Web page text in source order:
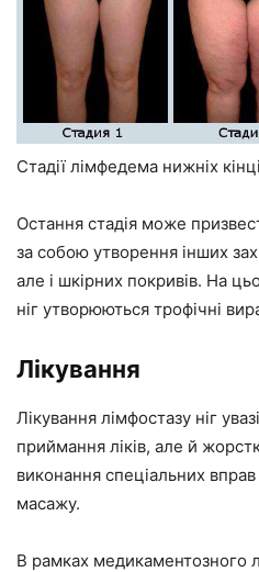
Стадії лімфедема нижніх
Остання стадія може
за собою утворення інших
але і шкірних покривів. На
ніг утворюються трофічні
Лікування
Лікування лімфостазу ніг
приймання ліків, але й
виконання спеціальних
масажу.
В рамках медикаментозного